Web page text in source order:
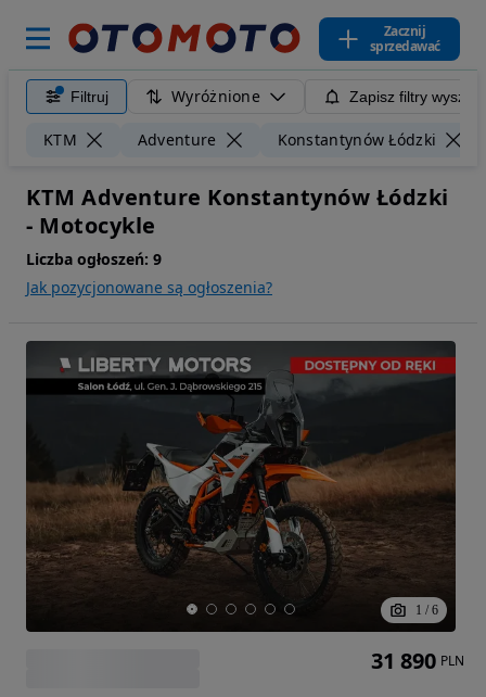
Zacznij
sprzedawać
Filtruj Wyróżnione Zapisz filtry
KTM Adventure Konstantynów Łódzki
KTM Adventure Konstantynów Łódzki
- Motocykle
Liczba ogłoszeń: 9
Jak pozycjonowane są ogłoszenia?
1 / 6
31 890 PLN